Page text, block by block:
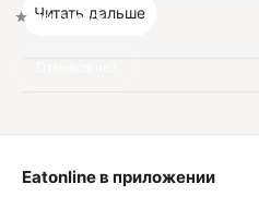
Нет оценок
Читать дальше
Eatonline в приложении